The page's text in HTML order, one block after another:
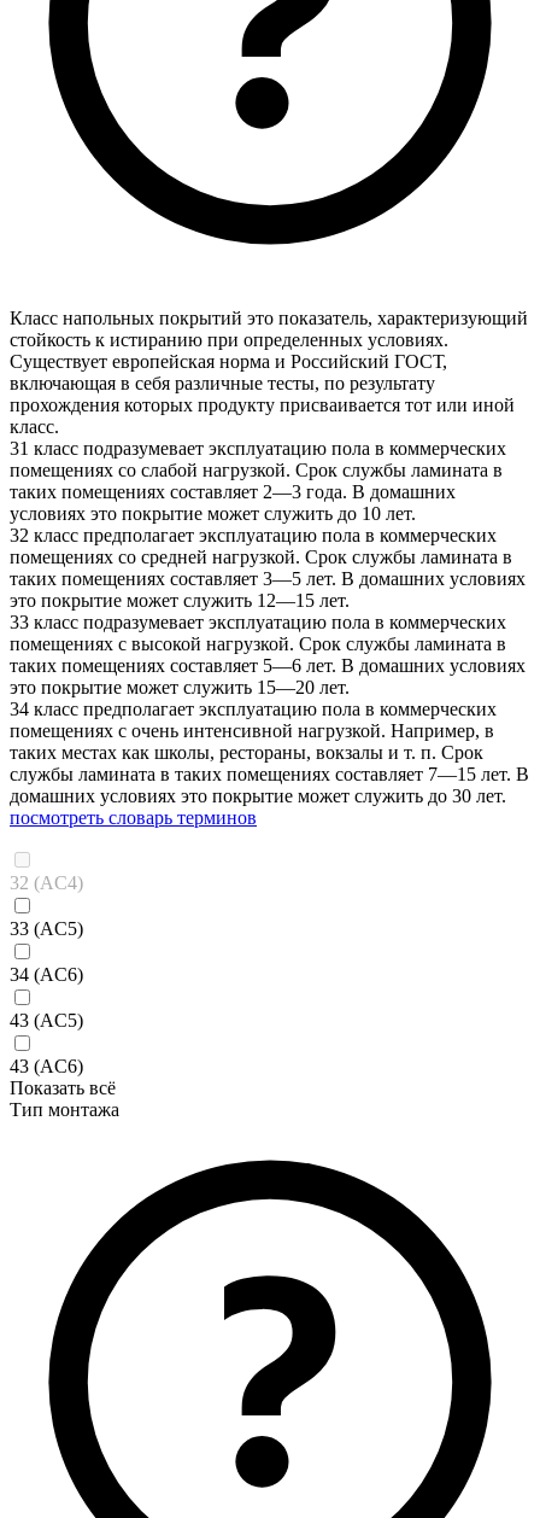
Класс напольных покрытий это показатель, характеризующий
стойкость к истиранию при определенных условиях.
Существует европейская норма и Российский ГОСТ,
включающая в себя различные тесты, по результату
прохождения которых продукту присваивается тот или иной
класс.
31 класс подразумевает эксплуатацию пола в коммерческих
помещениях со слабой нагрузкой. Срок службы ламината в
таких помещениях составляет 2—3 года. В домашних
условиях это покрытие может служить до 10 лет.
32 класс предполагает эксплуатацию пола в коммерческих
помещениях со средней нагрузкой. Срок службы ламината в
таких помещениях составляет 3—5 лет. В домашних условиях
это покрытие может служить 12—15 лет.
33 класс подразумевает эксплуатацию пола в коммерческих
помещениях с высокой нагрузкой. Срок службы ламината в
таких помещениях составляет 5—6 лет. В домашних условиях
это покрытие может служить 15—20 лет.
34 класс предполагает эксплуатацию пола в коммерческих
помещениях с очень интенсивной нагрузкой. Например, в
таких местах как школы, рестораны, вокзалы и т. п. Срок
службы ламината в таких помещениях составляет 7—15 лет. В
домашних условиях это покрытие может служить до 30 лет.
посмотреть словарь терминов
32 (AC4)
33 (AC5)
34 (AC6)
43 (AC5)
43 (AC6)
Показать всё
Тип монтажа